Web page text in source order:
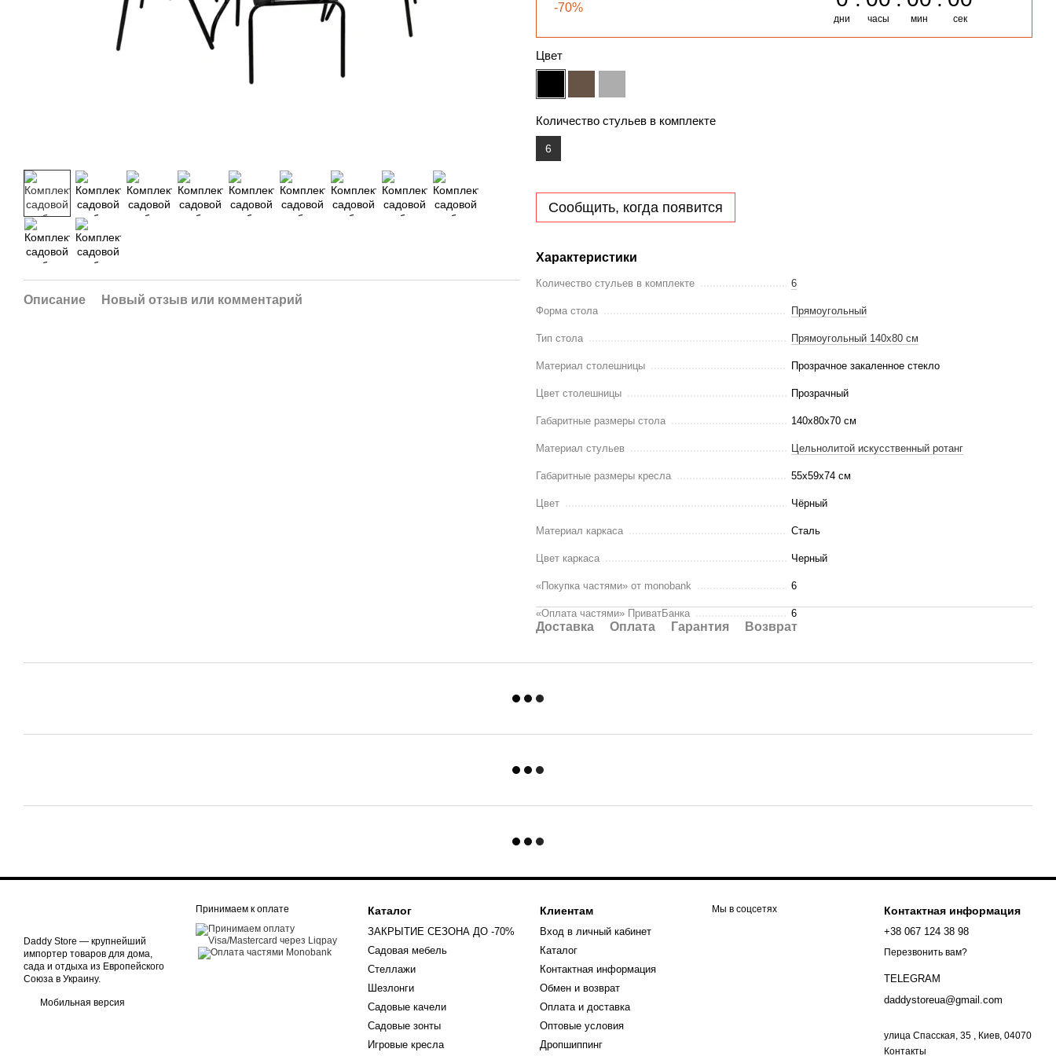
Описание Новый отзыв или комментарий
-70%
дни часы мин сек
Цвет
Количество стульев в комплекте
6
Сообщить, когда появится
Характеристики
Количество стульев в комплекте 6
Форма стола Прямоугольный
Тип стола Прямоугольный 140х80 см
Материал столешницы Прозрачное закаленное стекло
Цвет столешницы Прозрачный
Габаритные размеры стола 140x80x70 см
Материал стульев Цельнолитой искусственный ротанг
Габаритные размеры кресла 55х59х74 см
Цвет Чёрный
Материал каркаса Сталь
Цвет каркаса Черный
«Покупка частями» от monobank 6
«Оплата частями» ПриватБанка 6
Доставка Оплата Гарантия Возврат
Daddy Store — крупнейший
импортер товаров для дома,
сада и отдыха из Европейского
Союза в Украину.
Мобильная версия
Принимаем к оплате Каталог
ЗАКРЫТИЕ СЕЗОНА ДО -70%
Садовая мебель
Стеллажи
Шезлонги
Садовые качели
Садовые зонты
Игровые кресла
Клиентам
Вход в личный кабинет
Каталог
Контактная информация
Обмен и возврат
Оплата и доставка
Оптовые условия
Дропшиппинг
Мы в соцсетях Контактная информация
+38 067 124 38 98
Перезвонить вам?
TELEGRAM
daddystoreua@gmail.com
улица Спасская, 35 , Киев, 04070
Контакты